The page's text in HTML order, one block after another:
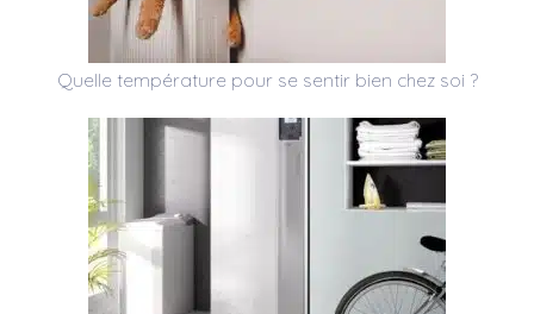
Quelle température pour se sentir bien chez soi ?